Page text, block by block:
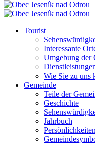
Tourist
Interessante
Umgebung der
Wie Sie zu uns
Gemeinde
Teile der
Geschichte
Jahrbuch
Persönlichkeiten